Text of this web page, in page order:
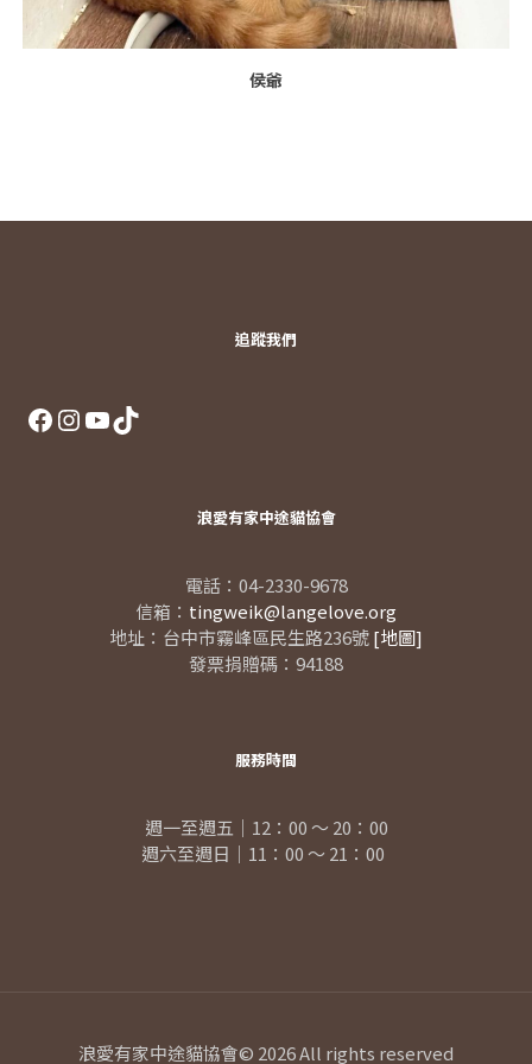
侯爺
追蹤我們
Facebook
Instagram
YouTube
TikTok
浪愛有家中途貓協會
電話：04-2330-9678
信箱： tingweik@langelove.org
地址：台中市霧峰區民生路236號[地圖]
發票捐贈碼：94188
服務時間
週一至週五｜12：00 ～ 20：00
週六至週日｜11：00 ～ 21：00
浪愛有家中途貓協會© 2026 All rights reserved